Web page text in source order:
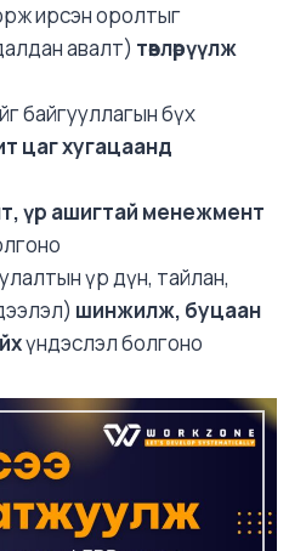
ирсэн оролтыг
авалт) төвлөрүүлж
байгууллагын бүх
цаг хугацаанд
үр ашигтай менежмент
үр дүн, тайлан,
шинжилж, буцаан
үндэслэл болгоно